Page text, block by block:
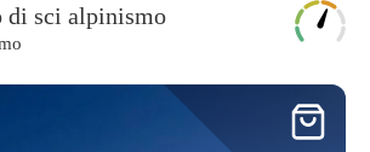
di sci alpinismo